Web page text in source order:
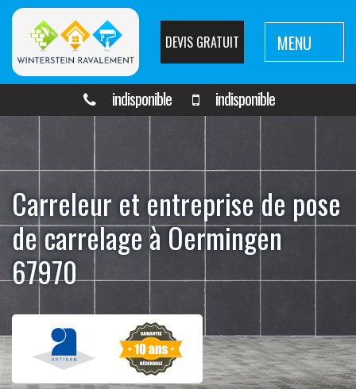
DEVIS GRATUIT MENU
indisponible indisponible
Carreleur et entreprise de pose
de carrelage à Oermingen
67970